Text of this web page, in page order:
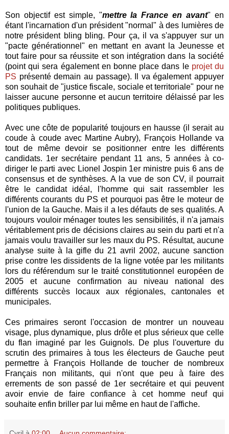
Son objectif est simple, "mettre la France en avant" en
étant l'incarnation d'un président "normal" à des lumières de
notre président bling bling. Pour ça, il va s'appuyer sur un
"pacte générationnel" en mettant en avant la Jeunesse et
tout faire pour sa réussite et son intégration dans la société
(point qui sera également en bonne place dans le projet du
PS présenté demain au passage). Il va également appuyer
son souhait de "justice fiscale, sociale et territoriale" pour ne
laisser aucune personne et aucun territoire délaissé par les
politiques publiques.
Avec une côte de popularité toujours en hausse (il serait au
coude à coude avec Martine Aubry), François Hollande va
tout de même devoir se positionner entre les différents
candidats. 1er secrétaire pendant 11 ans, 5 années à co-
diriger le parti avec Lionel Jospin 1er ministre puis 6 ans de
consensus et de synthèses. A la vue de son CV, il pourrait
être le candidat idéal, l'homme qui sait rassembler les
différents courants du PS et pourquoi pas être le moteur de
l'union de la Gauche. Mais il a les défauts de ses qualités. A
toujours vouloir ménager toutes les sensibilités, il n'a jamais
véritablement pris de décisions claires au sein du parti et n'a
jamais voulu travailler sur les maux du PS. Résultat, aucune
analyse suite à la gifle du 21 avril 2002, aucune sanction
prise contre les dissidents de la ligne votée par les militants
lors du référendum sur le traité constitutionnel européen de
2005 et aucune confirmation au niveau national des
différents succès locaux aux régionales, cantonales et
municipales.
Ces primaires seront l'occasion de montrer un nouveau
visage, plus dynamique, plus drôle et plus sérieux que celle
du flan imaginé par les Guignols. De plus l'ouverture du
scrutin des primaires à tous les électeurs de Gauche peut
permettre à François Hollande de toucher de nombreux
Français non militants, qui n'ont que peu à faire des
errements de son passé de 1er secrétaire et qui peuvent
avoir envie de faire confiance à cet homme neuf qui
souhaite enfin briller par lui même en haut de l'affiche.